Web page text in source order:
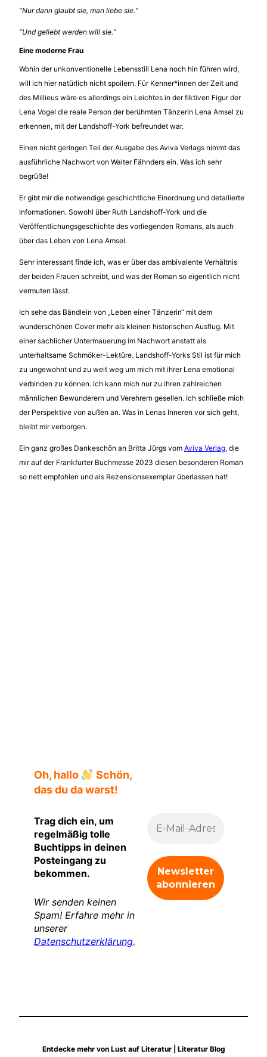
“Nur dann glaubt sie, man liebe sie.“
“Und geliebt werden will sie.“
Eine moderne Frau
Wohin der unkonventionelle Lebensstill Lena noch hin führen wird,
will ich hier natürlich nicht spoilern. Für Kenner*innen der Zeit und
des Millieus wäre es allerdings ein Leichtes in der fiktiven Figur der
Lena Vogel die reale Person der berühmten Tänzerin Lena Amsel zu
erkennen, mit der Landshoff-York befreundet war.
Einen nicht geringen Teil der Ausgabe des Aviva Verlags nimmt das
ausführliche Nachwort von Walter Fähnders ein. Was ich sehr
begrüße!
Er gibt mir die notwendige geschichtliche Einordnung und detailierte
Informationen. Sowohl über Ruth Landshoff-York und die
Veröffentlichungsgeschichte des vorliegenden Romans, als auch
über das Leben von Lena Amsel.
Sehr interessant finde ich, was er über das ambivalente Verhältnis
der beiden Frauen schreibt, und was der Roman so eigentlich nicht
vermuten lässt.
Ich sehe das Bändlein von „Leben einer Tänzerin“ mit dem
wunderschönen Cover mehr als kleinen historischen Ausflug. Mit
einer sachlicher Untermauerung im Nachwort anstatt als
unterhaltsame Schmöker-Lektüre. Landshoff-Yorks Stil ist für mich
zu ungewohnt und zu weit weg um mich mit ihrer Lena emotional
verbinden zu können. Ich kann mich nur zu ihren zahlreichen
männlichen Bewunderern und Verehrern gesellen. Ich schließe mich
der Perspektive von außen an. Was in Lenas Inneren vor sich geht,
bleibt mir verborgen.
Ein ganz großes Dankeschön an Britta Jürgs vom Aviva Verlag, die
mir auf der Frankfurter Buchmesse 2023 diesen besonderen Roman
so nett empfohlen und als Rezensionsexemplar überlassen hat!
Oh, hallo
Schön,
das du da warst!
Trag dich ein, um
regelmäßig tolle
Buchtipps in deinen
Posteingang zu
bekommen.
Wir senden keinen
Spam! Erfahre mehr in
unserer
Datenschutzerklärung.
Entdecke mehr von Lust auf Literatur | Literatur Blog